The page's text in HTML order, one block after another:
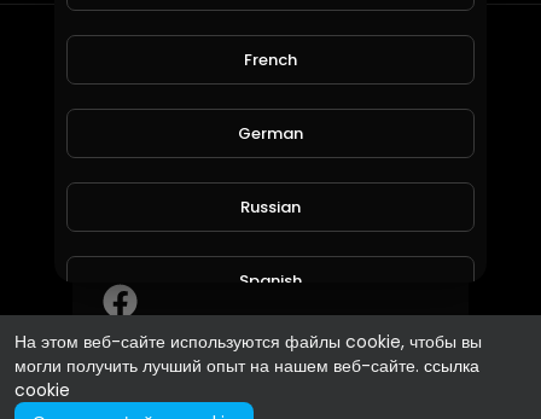
На этом веб-сайте используются файлы cookie, чтобы вы
могли получить лучший опыт на нашем веб-сайте. ссылка
cookie
Спасибо за таможенное оформление в Москве по
Пол :
женщина
Social Links
French
German
Russian
Spanish
Turkish